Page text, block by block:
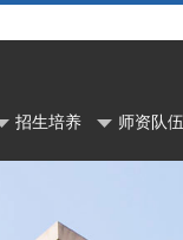
招生培养 师资队伍